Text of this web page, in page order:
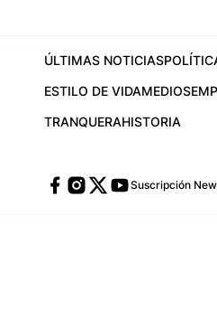
ÚLTIMAS NOTICIAS
ESTILO DE VIDAMEDIOS
TRANQUERAHISTORIA
Suscripción